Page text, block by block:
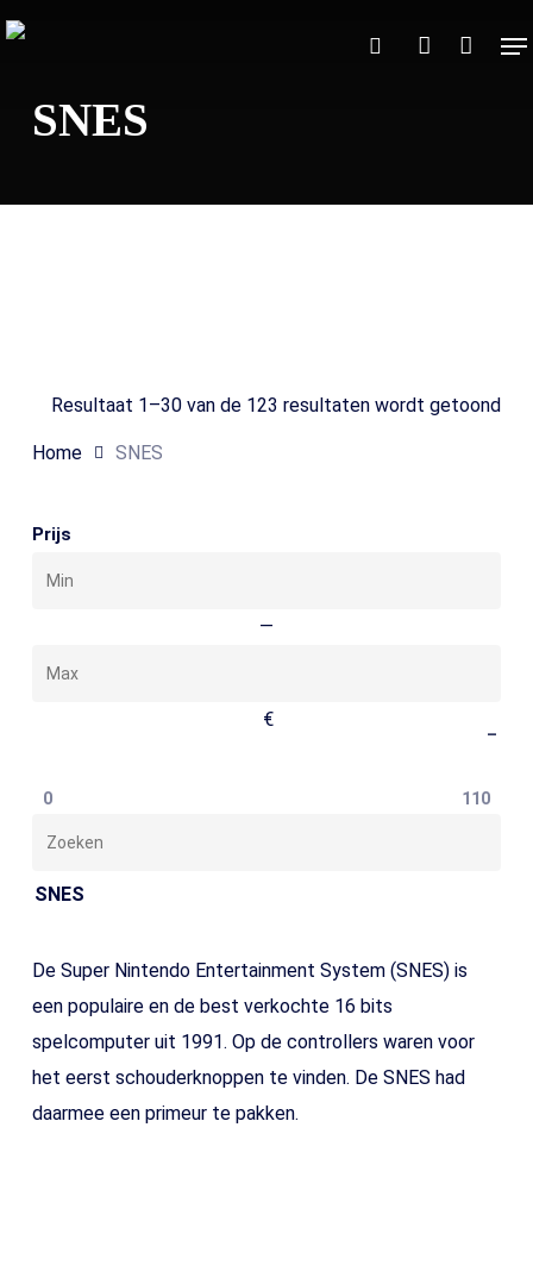
Skip
content
search account
Close
SNES
Resultaat 1–30 van de 123 resultaten wordt getoond
Home SNES
Prijs
Min
—Max
€
–
0 110
Zoeken
SNES
De Super Nintendo Entertainment System (SNES) is
een populaire en de best verkochte 16 bits
spelcomputer uit 1991. Op de controllers waren voor
het eerst schouderknoppen te vinden. De SNES had
daarmee een primeur te pakken.